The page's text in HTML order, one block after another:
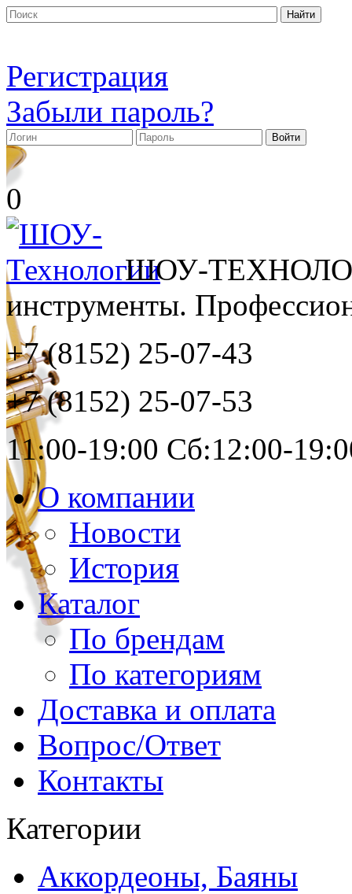
Регистрация
Забыли пароль?
0
ШОУ-
инструменты.
+7 (8152) 25-07-43
+7 (8152) 25-07-53
11:00-19:00 Сб:12:00-
О компании
Новости
История
Каталог
По брендам
По категориям
Доставка и оплата
Вопрос/Ответ
Контакты
Категории
Аккордеоны, Баяны